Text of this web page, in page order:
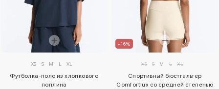
XS S M L XL
Футболка-поло из хлопкового
поплина
–16%
XS S M L XL
Спортивный бюстгальтер
Comfortlux со средней степенью